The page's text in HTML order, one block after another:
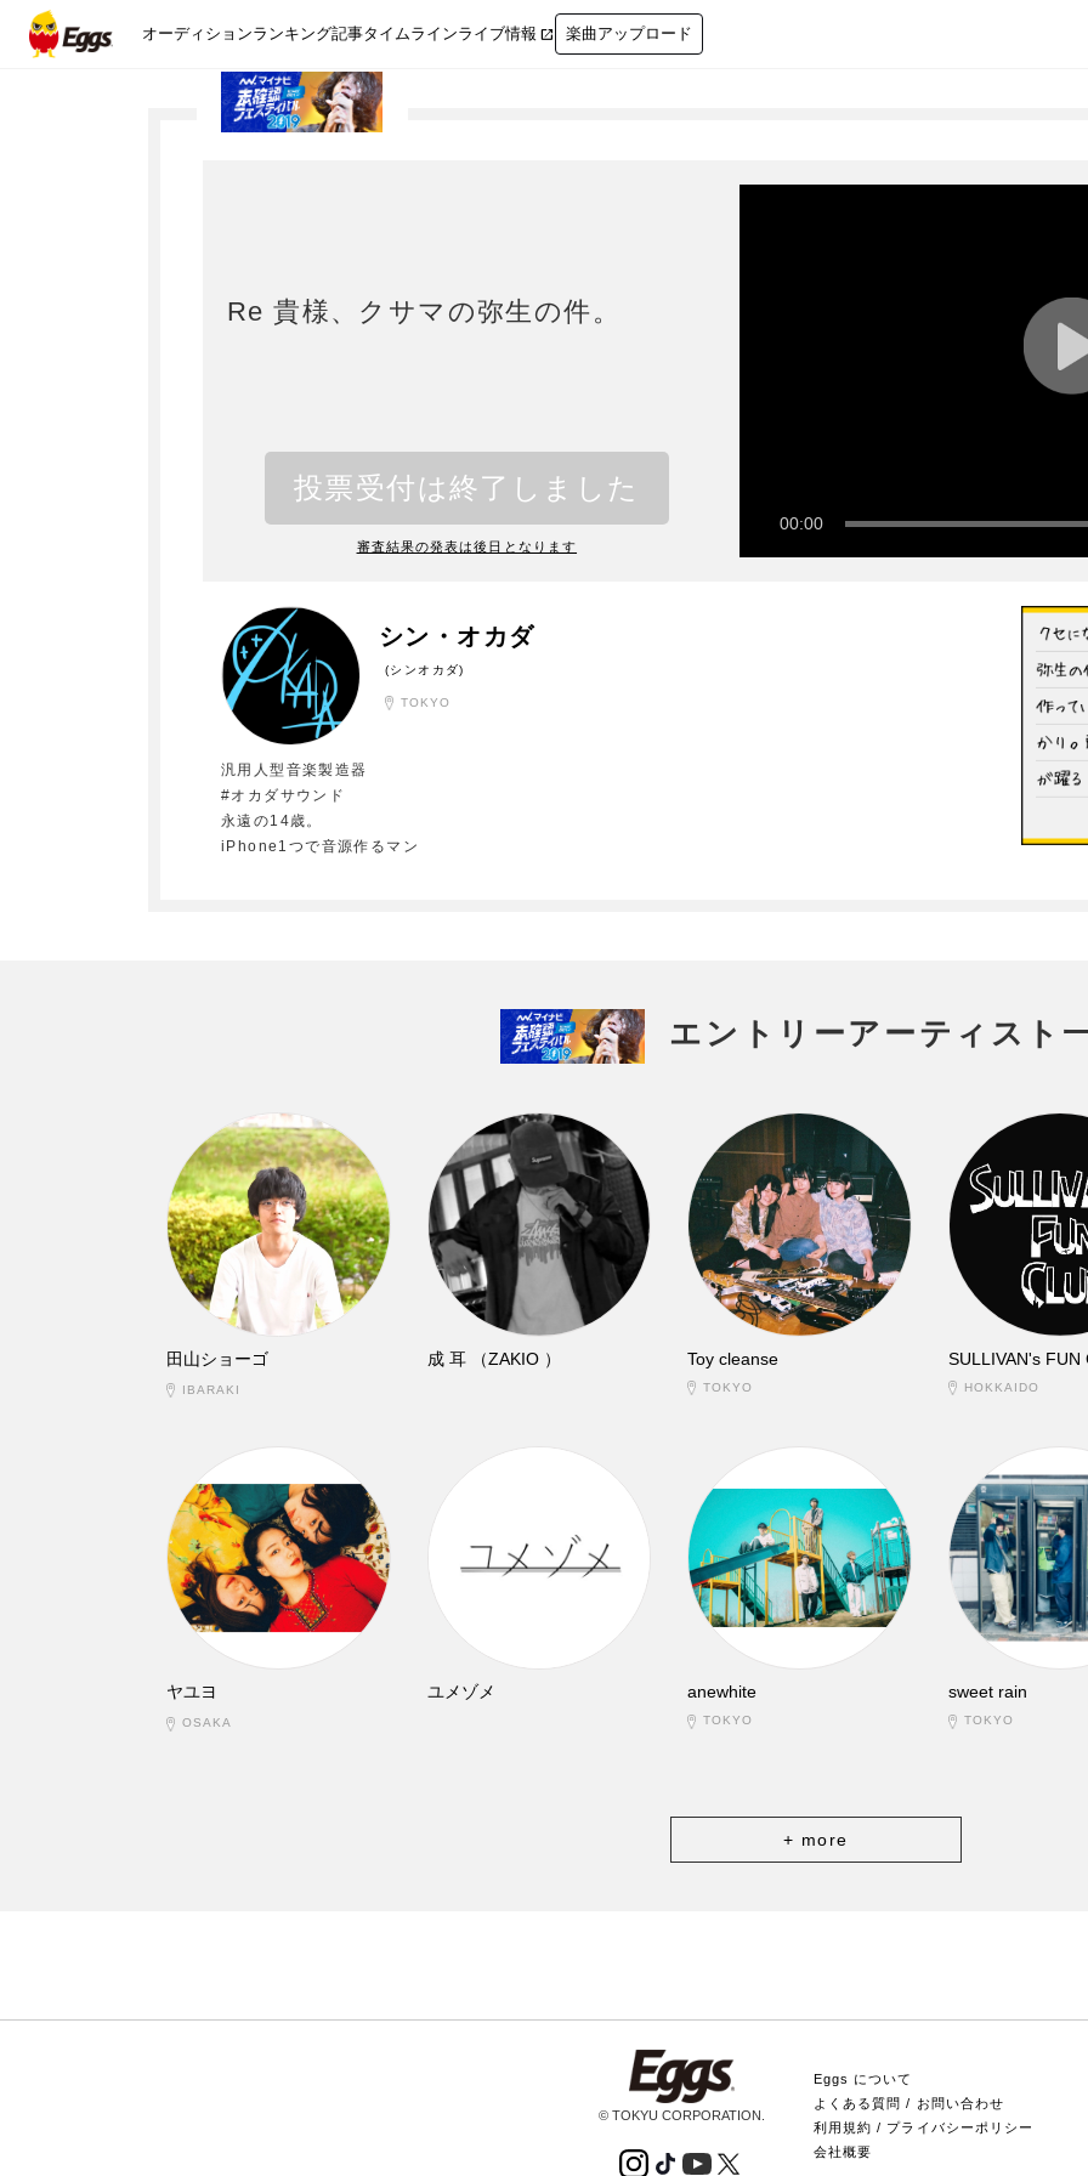
オーディションランキング記事タイムラインライブ情報  楽曲アップロード
00:00
Re 貴様、クサマの弥生の件。
投票受付は終了しました
審査結果の発表は後日となります
シン・オカダ
(シンオカダ)
TOKYO
汎用人型音楽製造器
#オカダサウンド
永遠の14歳。
iPhone1つで音源作るマン
エントリーアーティスト
田山ショーゴ
IBARAKI
成 耳 （ZAKIO ） Toy cleanse
TOKYO
SULLIVAN's FUN
HOKKAIDO
ヤユヨ
OSAKA
ユメゾメ anewhite
TOKYO
sweet rain
TOKYO
+ more
© TOKYU CORPORATION.
Eggs について
よくある質問 / お問い合わせ
利用規約 / プライバシーポリシー
会社概要